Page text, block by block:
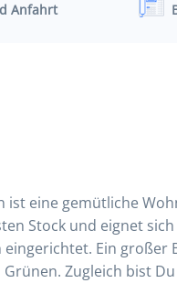
Anfahrt
ist eine gemütliche
Stock und eignet
Ein großer
Zugleich bist